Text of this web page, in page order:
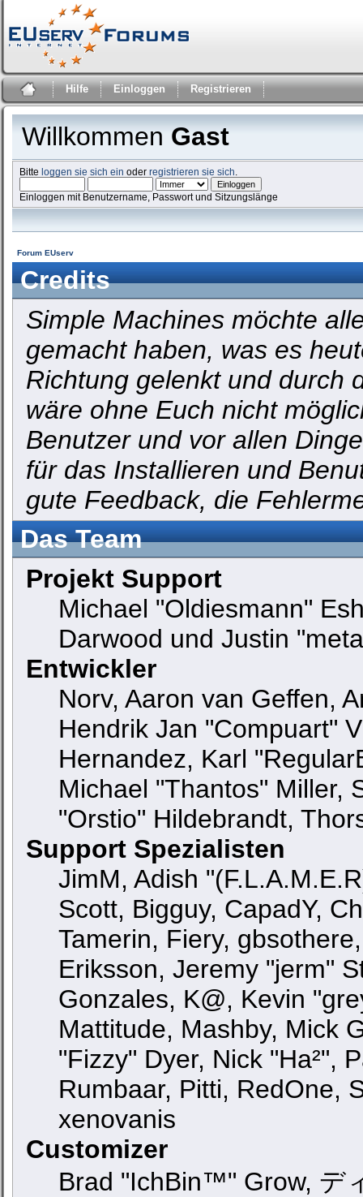
Hilfe Einloggen Registrieren
Willkommen Gast
Bitteloggen sie sich ein oderregistrieren sie sich
Einloggen mit Benutzername, Passwort und Sitzungslänge
Forum EUserv
Credits
Simple Machines möchte
gemacht haben, was es
Richtung gelenkt und durch
wäre ohne Euch nicht
Benutzer und vor allen
für das Installieren und
gute Feedback, die
Das Team
Projekt Support
Michael "Oldiesmann"
Darwood und Justin
Entwickler
Norv, Aaron van Geffen,
Hendrik Jan "Compuart"
Hernandez, Karl
Michael "Thantos" Miller,
"Orstio" Hildebrandt,
Support Spezialisten
JimM, Adish
Scott, Bigguy, CapadY,
Tamerin, Fiery,
Eriksson, Jeremy "jerm"
Gonzales, K@, Kevin
Mattitude, Mashby, Mick
"Fizzy" Dyer, Nick "Ha²",
Rumbaar, Pitti, RedOne,
xenovanis
Customizer
Brad "IchBin™" Grow, デ